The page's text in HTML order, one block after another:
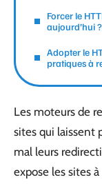
Forcer le
aujourd’hui ?
Adopter le
pratiques à
Les moteurs de
sites qui laissent
mal leurs
expose les sites